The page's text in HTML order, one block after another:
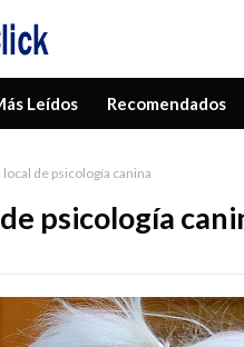
Leídos Recomendados
local de psicología canina
psicología